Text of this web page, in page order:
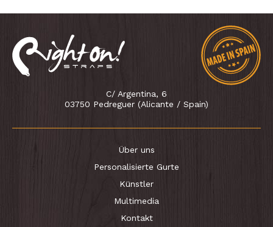
C/ Argentina, 6
03750 Pedreguer (Alicante / Spain)
Über uns
Personalisierte Gurte
Künstler
Multimedia
Kontakt